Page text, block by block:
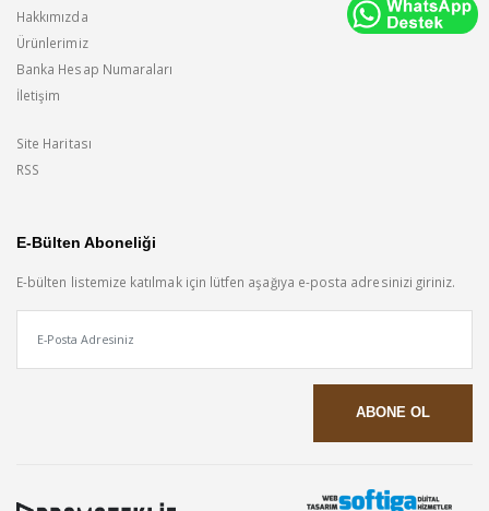
Hakkımızda
Ürünlerimiz
Banka Hesap Numaraları
İletişim
Site Haritası
RSS
E-Bülten Aboneliği
E-bülten listemize katılmak için lütfen aşağıya e-posta adresinizi giriniz.